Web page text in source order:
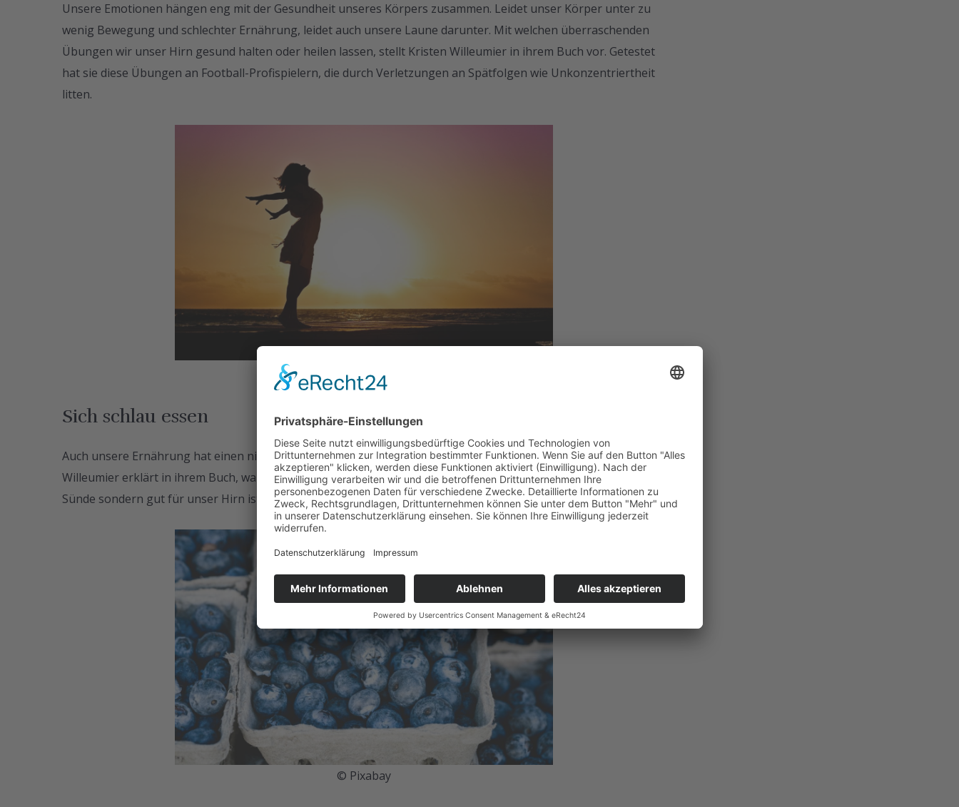
Unsere Emotionen hängen eng mit der Gesundheit unseres Körpers zusammen. Leidet unser Körper unter zu
wenig Bewegung und schlechter Ernährung, leidet auch unsere Laune darunter. Mit welchen überraschenden
Übungen wir unser Hirn gesund halten oder heilen lassen, stellt Kristen Willeumier in ihrem Buch vor. Getestet
hat sie diese Übungen an Football-Profispielern, die durch Verletzungen an Spätfolgen wie Unkonzentriertheit
litten.
© Pixabay
Sich schlau essen
Auch unsere Ernährung hat einen nicht zu unterschätzenden Einfluss auf die Gesundheit unseres Gehirns.
Willeumier erklärt in ihrem Buch, warum Blaubeeren schlau machen, warum dunkle Schokolade keine süße
Sünde sondern gut für unser Hirn ist und wie ein Glas Wasser bei Depressionen helfen kann.
© Pixabay